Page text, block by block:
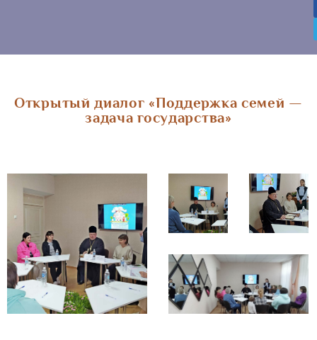
Открытый диалог «Поддержка семей —
задача государства»